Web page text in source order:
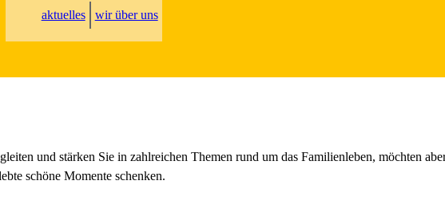
aktuelles wir über uns
und stärken Sie in zahlreichen Themen rund um das Familienleben, möchten
schöne Momente schenken.